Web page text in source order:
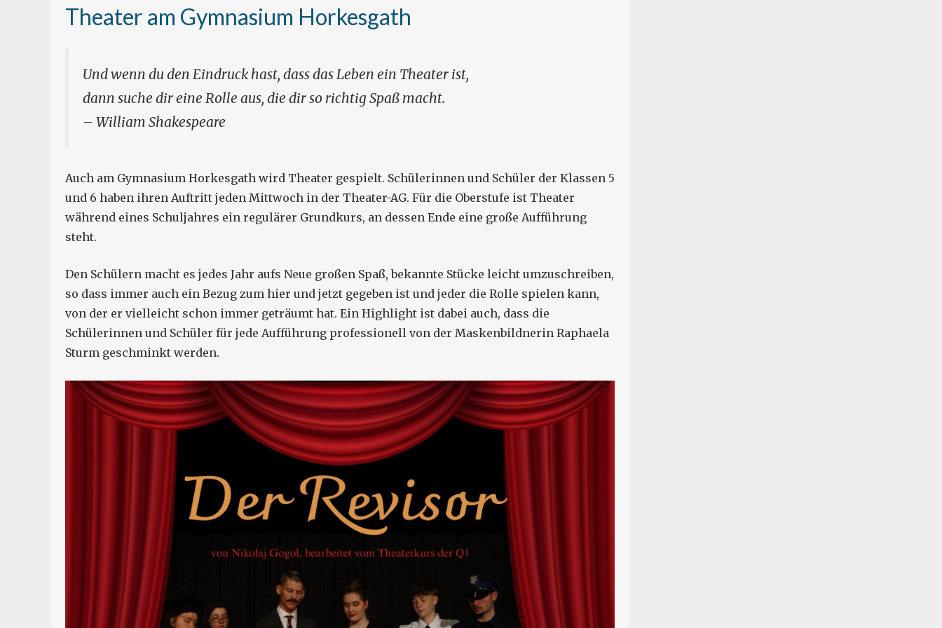
Theater am Gymnasium Horkesgath
Und wenn du den Eindruck hast, dass das Leben ein Theater ist,
dann suche dir eine Rolle aus, die dir so richtig Spaß macht.
– William Shakespeare
Auch am Gymnasium Horkesgath wird Theater gespielt. Schülerinnen und Schüler der Klassen 5
und 6 haben ihren Auftritt jeden Mittwoch in der Theater-AG. Für die Oberstufe ist Theater
während eines Schuljahres ein regulärer Grundkurs, an dessen Ende eine große Aufführung
steht.
Den Schülern macht es jedes Jahr aufs Neue großen Spaß, bekannte Stücke leicht umzuschreiben,
so dass immer auch ein Bezug zum hier und jetzt gegeben ist und jeder die Rolle spielen kann,
von der er vielleicht schon immer geträumt hat. Ein Highlight ist dabei auch, dass die
Schülerinnen und Schüler für jede Aufführung professionell von der Maskenbildnerin Raphaela
Sturm geschminkt werden.